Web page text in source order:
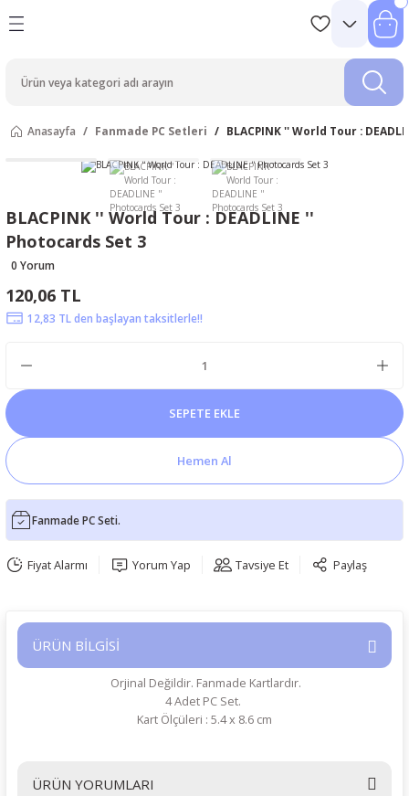
Anasayfa Fanmade PC Setleri BLACPINK '' World Tour :
BLACPINK '' World Tour : DEADLINE ''
Photocards Set 3
0 Yorum
120,06 TL
12,83 TL den başlayan taksitlerle!!
SEPETE EKLE
Hemen Al
Fanmade PC Seti.
Fiyat Alarmı Yorum Yap Tavsiye Et Paylaş
ÜRÜN BİLGİSİ
Orjinal Değildir. Fanmade Kartlardır.
4 Adet PC Set.
Kart Ölçüleri : 5.4 x 8.6 cm
ÜRÜN YORUMLARI